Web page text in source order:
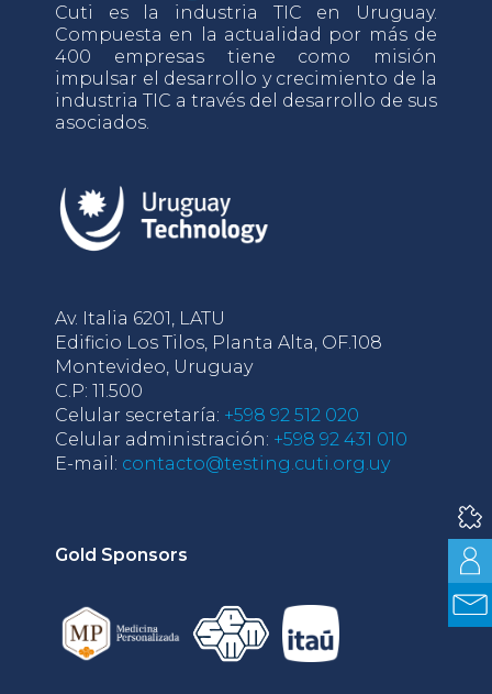
Cuti es la industria TIC en Uruguay.
Compuesta en la actualidad por más de
400 empresas tiene como misión
impulsar el desarrollo y crecimiento de la
industria TIC a través del desarrollo de sus
asociados.
Av. Italia 6201, LATU
Edificio Los Tilos, Planta Alta, OF.108
Montevideo, Uruguay
C.P: 11.500
Celular secretaría: +598 92 512 020
Celular administración: +598 92 431 010
E-mail: contacto@testing.cuti.org.uy
Gold Sponsors